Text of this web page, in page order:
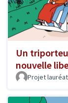
Un
nouvelle
Projet lauréat